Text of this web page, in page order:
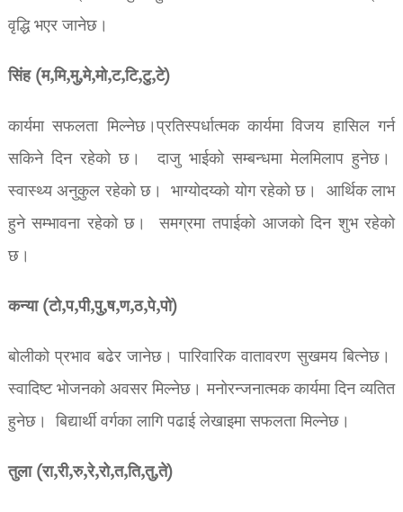
वृद्धि भएर जानेछ।
सिंह (म,मि,मु,मे,मो,ट,टि,टु,टे)
कार्यमा सफलता मिल्नेछ।प्रतिस्पर्धात्मक कार्यमा विजय हासिल गर्न
सकिने दिन रहेको छ। दाजु भाईको सम्बन्धमा मेलमिलाप हुनेछ।
स्वास्थ्य अनुकुल रहेको छ। भाग्योदय्को योग रहेको छ। आर्थिक लाभ
हुने सम्भावना रहेको छ। समग्रमा तपाईको आजको दिन शुभ रहेको
छ।
कन्या (टो,प,पी,पु,ष,ण,ठ,पे,पो)
बोलीको प्रभाव बढेर जानेछ। पारिवारिक वातावरण सुखमय बित्नेछ।
स्वादिष्ट भोजनको अवसर मिल्नेछ। मनोरन्जनात्मक कार्यमा दिन व्यतित
हुनेछ। बिद्यार्थी वर्गका लागि पढाई लेखाइमा सफलता मिल्नेछ।
तुला (रा,री,रु,रे,रो,त,ति,तु,ते)